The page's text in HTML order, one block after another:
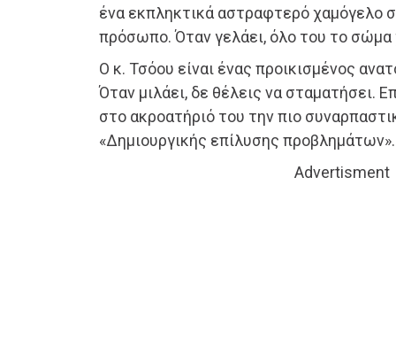
ένα εκπληκτικά αστραφτερό χαμόγελο
πρόσωπο. Όταν γελάει, όλο του το σώμα
Ο κ. Τσόου είναι ένας προικισμένος
Όταν μιλάει, δε θέλεις να σταματήσει.
στο ακροατήριό του την πιο
«Δημιουργικής επίλυσης προβλημάτων».
Advertisment